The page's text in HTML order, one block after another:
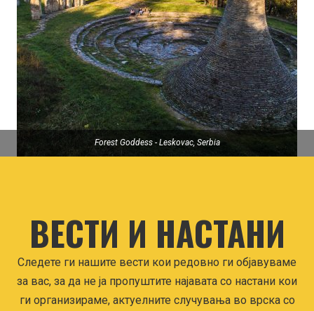
Forest Goddess - Leskovac, Serbia
ВЕСТИ И НАСТАНИ
Следете ги нашите вести кои редовно ги објавуваме
за вас, за да не ја пропуштите најавата со настани кои
ги организираме, актуелните случувања во врска со